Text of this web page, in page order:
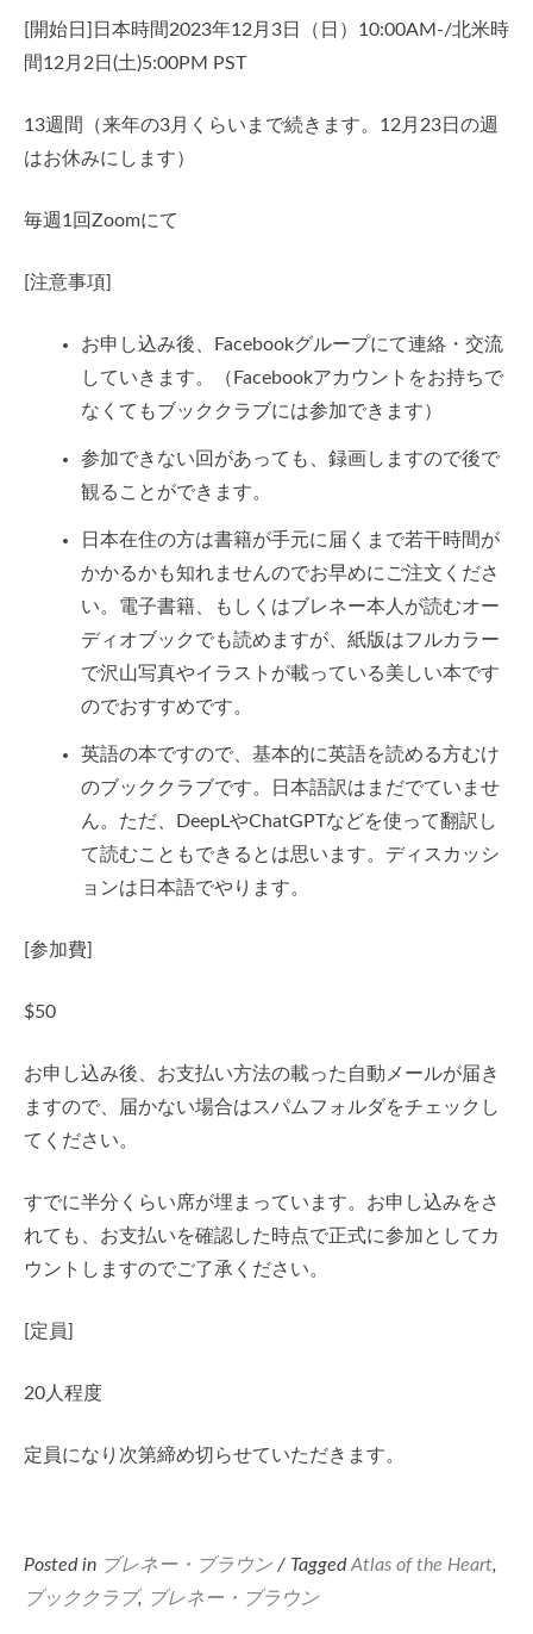
[開始日]日本時間2023年12月3日（日）10:00AM-/北米時
間12月2日(土)5:00PM PST
13週間（来年の3月くらいまで続きます。12月23日の週
はお休みにします）
毎週1回Zoomにて
[注意事項]
お申し込み後、Facebookグループにて連絡・交流
していきます。（Facebookアカウントをお持ちで
なくてもブッククラブには参加できます）
参加できない回があっても、録画しますので後で
観ることができます。
日本在住の方は書籍が手元に届くまで若干時間が
かかるかも知れませんのでお早めにご注文くださ
い。電子書籍、もしくはブレネー本人が読むオー
ディオブックでも読めますが、紙版はフルカラー
で沢山写真やイラストが載っている美しい本です
のでおすすめです。
英語の本ですので、基本的に英語を読める方むけ
のブッククラブです。日本語訳はまだでていませ
ん。ただ、DeepLやChatGPTなどを使って翻訳し
て読むこともできるとは思います。ディスカッシ
ョンは日本語でやります。
[参加費]
$50
お申し込み後、お支払い方法の載った自動メールが届き
ますので、届かない場合はスパムフォルダをチェックし
てください。
すでに半分くらい席が埋まっています。お申し込みをさ
れても、お支払いを確認した時点で正式に参加としてカ
ウントしますのでご了承ください。
[定員]
20人程度
定員になり次第締め切らせていただきます。
Posted in ブレネー・ブラウン / TaggedAtlas of the Heart,
ブッククラブ, ブレネー・ブラウン